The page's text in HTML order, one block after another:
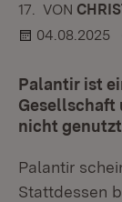
17. VON :
04.08.2025
Palantir ist
Gesellschaft
nicht
Palantir
Stattdessen